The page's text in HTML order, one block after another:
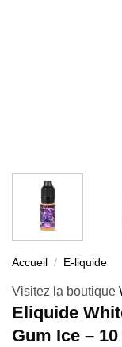
Accueil / E-liquide
Visitez la boutique
Eliquide
Gum Ice –